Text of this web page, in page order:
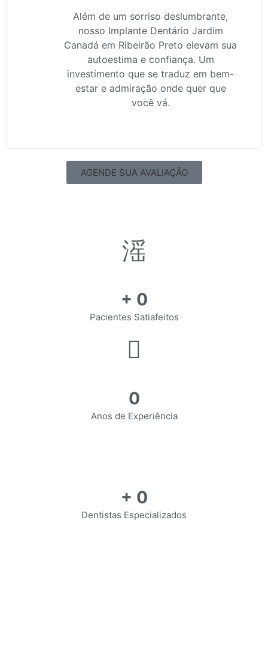
Além de um sorriso deslumbrante,
nosso Implante Dentário Jardim
Canadá em Ribeirão Preto elevam sua
autoestima e confiança. Um
investimento que se traduz em bem-
estar e admiração onde quer que
você vá.
AGENDE SUA AVALIAÇÃO
+ 0
Pacientes Satiafeitos
0
Anos de Experiência
+ 0
Dentistas Especializados